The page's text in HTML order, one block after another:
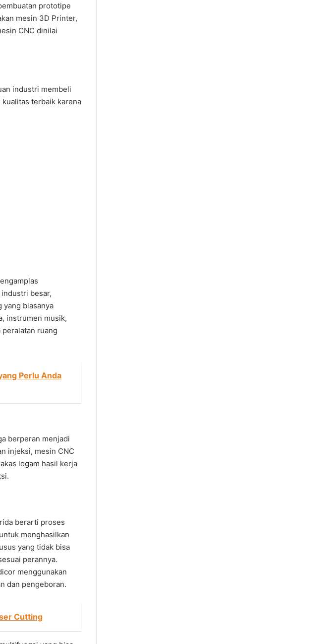
prototipe
mesin 3D Printer,
CNC dinilai
industri membeli
terbaik karena
besar,
yang biasanya
instrumen musik,
ruang
Perlu Anda
berperan menjadi
injeksi, mesin CNC
logam hasil kerja
berarti proses
menghasilkan
yang tidak bisa
perannya.
menggunakan
dan pengeboran.
Cutting